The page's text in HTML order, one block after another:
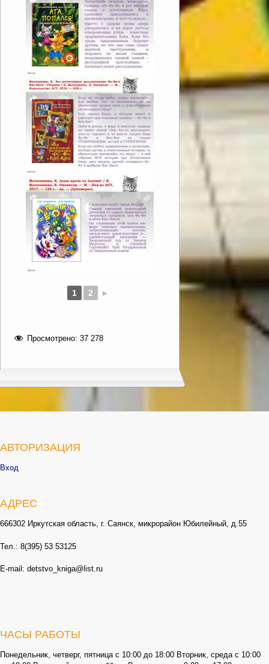
1 2 ►
Просмотрено: 37 278
АВТОРИЗАЦИЯ
Вход
АДРЕС
666302 Иркутская область, г. Саянск, микрорайон Юбилейный, д.55
Тел.: 8(395) 53 53125
E-mail: detstvo_kniga@list.ru
ЧАСЫ РАБОТЫ
Понедельник, четверг, пятница с 10:00 до 18:00 Вторник, среда с 10:00